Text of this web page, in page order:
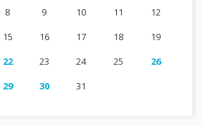
8 9 10 11
12
15 16 17 18
19
22 23 24 25
26
29 30 31